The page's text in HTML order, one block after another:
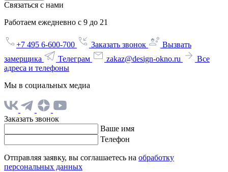
Связаться с нами
Работаем ежедневно с 9 до 21
+7 495 6-600-700 Заказать звонок
Вызвать
замерщика
Телеграм zakaz@design-okno.ru
Все
адреса и телефоны
Мы в социальных медиа
Заказать звонок
Ваше имя
Телефон
Отправляя заявку, вы соглашаетесь на обработку
персональных данных